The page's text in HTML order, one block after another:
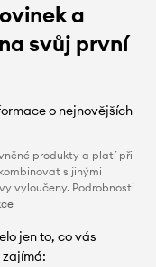
a
svůj první
o nejnovějších
produkty a platí při
s jinými
vyloučeny. Podrobnosti
jen to, co vás